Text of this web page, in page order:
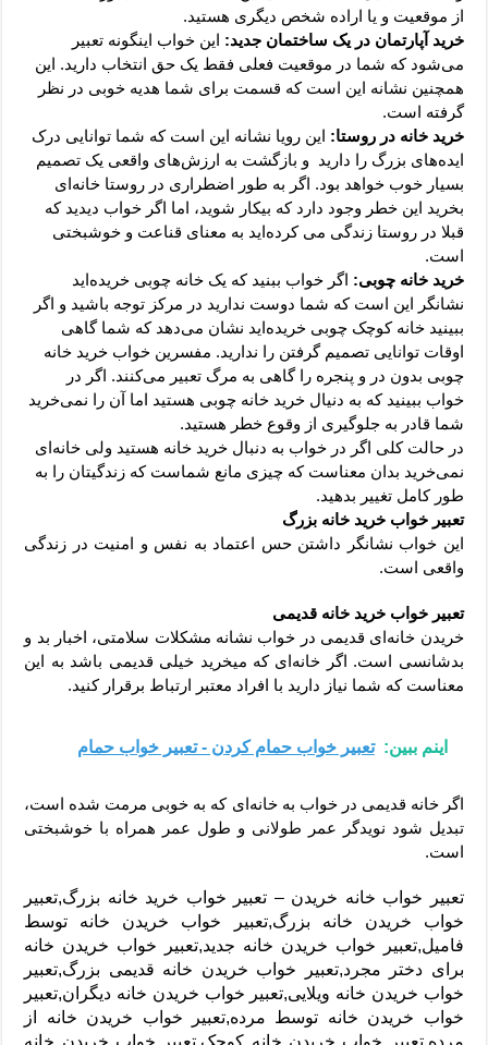
از موقعیت و یا اراده شخص دیگری هستید.
خرید آپارتمان در یک ساختمان جدید: این خواب اینگونه تعبیر
می‌شود که شما در موقعیت فعلی فقط یک حق انتخاب دارید. این
همچنین نشانه این است که قسمت برای شما هدیه خوبی در نظر
گرفته است.
خرید خانه در روستا: این رویا نشانه این است که شما توانایی درک
ایده‌های بزرگ را دارید و بازگشت به ارزش‌های واقعی یک تصمیم
بسیار خوب خواهد بود. اگر به طور اضطراری در روستا خانه‌ای
بخرید این خطر وجود دارد که بیکار شوید، اما اگر خواب دیدید که
قبلا در روستا زندگی می کرده‌اید به معنای قناعت و خوشبختی
است.
خرید خانه چوبی: اگر خواب ببنید که یک خانه چوبی خریده‌اید
نشانگر این است که شما دوست ندارید در مرکز توجه باشید و اگر
ببینید خانه کوچک چوبی خریده‌اید نشان می‌دهد که شما گاهی
اوقات توانایی تصمیم گرفتن را ندارید. مفسرین خواب خرید خانه
چوبی بدون در و پنجره را گاهی به مرگ تعبیر می‌کنند. اگر در
خواب ببینید که به دنیال خرید خانه چوبی هستید اما آن را نمی‌خرید
شما قادر به جلوگیری از وقوع خطر هستید.
در حالت کلی اگر در خواب به دنبال خرید خانه هستید ولی خانه‌ای
نمی‌خرید بدان معناست که چیزی مانع شماست که زندگیتان را به
طور کامل تغییر بدهید.
تعبیر خواب خرید خانه بزرگ
این خواب نشانگر داشتن حس اعتماد به نفس و امنیت در زندگی
واقعی است.
تعبیر خواب خرید خانه قدیمی
خریدن خانه‌ای قدیمی در خواب نشانه مشکلات سلامتی، اخبار بد و
بدشانسی است. اگر خانه‌ای که می‎خرید خیلی قدیمی باشد به این
معناست که شما نیاز دارید با افراد معتبر ارتباط برقرار کنید.
اینم ببین: تعبیر خواب حمام کردن - تعبیر خواب حمام
اگر خانه قدیمی در خواب به خانه‌ای که به خوبی مرمت شده است،
تبدیل شود نویدگر عمر طولانی و طول عمر همراه با خوشبختی
است.
تعبیر خواب خانه خریدن – تعبیر خواب خرید خانه بزرگ,تعبیر
خواب خریدن خانه بزرگ,تعبیر خواب خریدن خانه توسط
فامیل,تعبیر خواب خریدن خانه جدید,تعبیر خواب خریدن خانه
برای دختر مجرد,تعبیر خواب خریدن خانه قدیمی بزرگ,تعبیر
خواب خریدن خانه ویلایی,تعبیر خواب خریدن خانه دیگران,تعبیر
خواب خریدن خانه توسط مرده,تعبیر خواب خریدن خانه از